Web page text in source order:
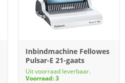
Inbindmachine Fellowes
Pulsar-E 21-gaats
Uit voorraad leverbaar.
Voorraad: 3